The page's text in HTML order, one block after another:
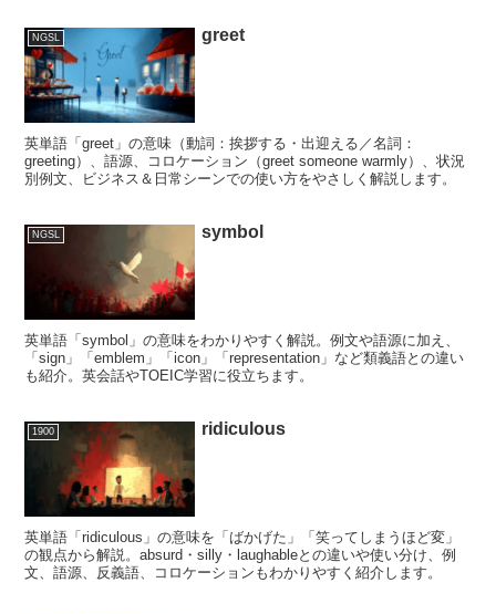
NGSL greet
英単語「greet」の意味（動詞：挨拶する・出迎える／名詞：
greeting）、語源、コロケーション（greet someone warmly）、状況
別例文、ビジネス＆日常シーンでの使い方をやさしく解説します。
NGSL symbol
英単語「symbol」の意味をわかりやすく解説。例文や語源に加え、
「sign」「emblem」「icon」「representation」など類義語との違い
も紹介。英会話やTOEIC学習に役立ちます。
1900 ridiculous
英単語「ridiculous」の意味を「ばかげた」「笑ってしまうほど変」
の観点から解説。absurd・silly・laughableとの違いや使い分け、例
文、語源、反義語、コロケーションもわかりやすく紹介します。